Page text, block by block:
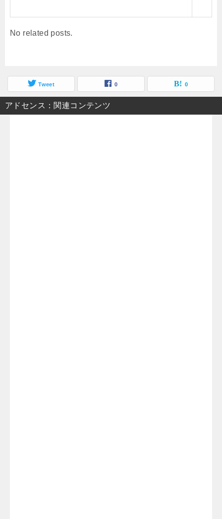
No related posts.
Tweet 0 0
アドセンス：関連コンテンツ